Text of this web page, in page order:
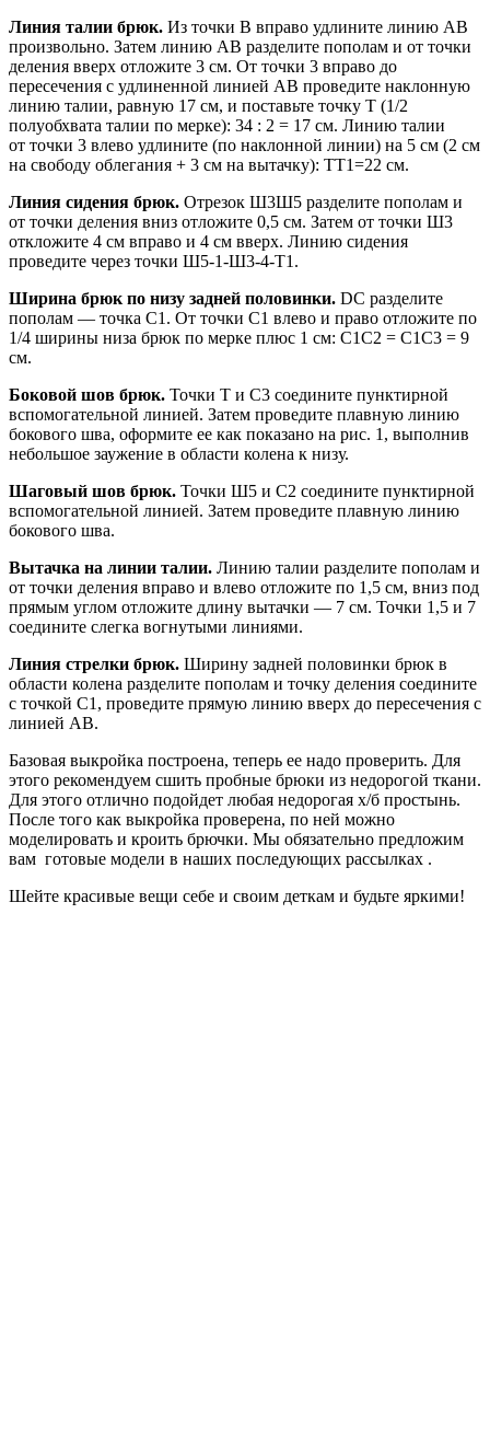
Линия талии брюк. Из точки В вправо удлините линию АВ
произвольно. Затем линию АВ разделите пополам и от точки
деления вверх отложите 3 см. От точки 3 вправо до
пересечения с удлиненной линией АВ проведите наклонную
линию талии, равную 17 см, и поставьте точку Т (1/2
полуобхвата талии по мерке): 34 : 2 = 17 см. Линию талии
от точки 3 влево удлините (по наклонной линии) на 5 см (2 см
на свободу облегания + 3 см на вытачку): ТТ1=22 см.
Линия сидения брюк. Отрезок Ш3Ш5 разделите пополам и
от точки деления вниз отложите 0,5 см. Затем от точки Ш3
откложите 4 см вправо и 4 см вверх. Линию сидения
проведите через точки Ш5-1-Ш3-4-Т1.
Ширина брюк по низу задней половинки. DC разделите
пополам — точка С1. От точки С1 влево и право отложите по
1/4 ширины низа брюк по мерке плюс 1 см: С1С2 = С1С3 = 9
см.
Боковой шов брюк. Точки Т и С3 соедините пунктирной
вспомогательной линией. Затем проведите плавную линию
бокового шва, оформите ее как показано на рис. 1, выполнив
небольшое заужение в области колена к низу.
Шаговый шов брюк. Точки Ш5 и С2 соедините пунктирной
вспомогательной линией. Затем проведите плавную линию
бокового шва.
Вытачка на линии талии. Линию талии разделите пополам и
от точки деления вправо и влево отложите по 1,5 см, вниз под
прямым углом отложите длину вытачки — 7 см. Точки 1,5 и 7
соедините слегка вогнутыми линиями.
Линия стрелки брюк. Ширину задней половинки брюк в
области колена разделите пополам и точку деления соедините
с точкой С1, проведите прямую линию вверх до пересечения с
линией АВ.
Базовая выкройка построена, теперь ее надо проверить. Для
этого рекомендуем сшить пробные брюки из недорогой ткани.
Для этого отлично подойдет любая недорогая х/б простынь.
После того как выкройка проверена, по ней можно
моделировать и кроить брючки. Мы обязательно предложим
вам готовые модели в наших последующих рассылках .
Шейте красивые вещи себе и своим деткам и будьте яркими!